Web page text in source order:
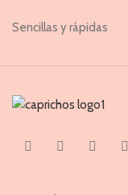
Sencillas y rápidas